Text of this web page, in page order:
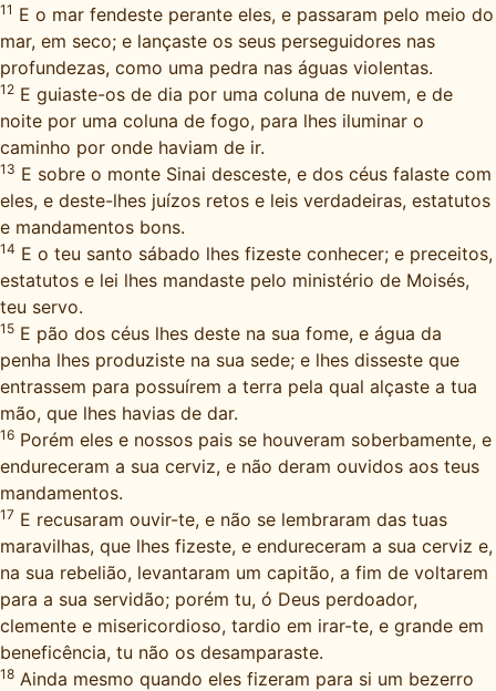
11 E o mar fendeste perante eles, e passaram pelo meio do
mar, em seco; e lançaste os seus perseguidores nas
profundezas, como uma pedra nas águas violentas.
12 E guiaste-os de dia por uma coluna de nuvem, e de
noite por uma coluna de fogo, para lhes iluminar o
caminho por onde haviam de ir.
13 E sobre o monte Sinai desceste, e dos céus falaste com
eles, e deste-lhes juízos retos e leis verdadeiras, estatutos
e mandamentos bons.
14 E o teu santo sábado lhes fizeste conhecer; e preceitos,
estatutos e lei lhes mandaste pelo ministério de Moisés,
teu servo.
15 E pão dos céus lhes deste na sua fome, e água da
penha lhes produziste na sua sede; e lhes disseste que
entrassem para possuírem a terra pela qual alçaste a tua
mão, que lhes havias de dar.
16 Porém eles e nossos pais se houveram soberbamente, e
endureceram a sua cerviz, e não deram ouvidos aos teus
mandamentos.
17 E recusaram ouvir-te, e não se lembraram das tuas
maravilhas, que lhes fizeste, e endureceram a sua cerviz e,
na sua rebelião, levantaram um capitão, a fim de voltarem
para a sua servidão; porém tu, ó Deus perdoador,
clemente e misericordioso, tardio em irar-te, e grande em
beneficência, tu não os desamparaste.
18 Ainda mesmo quando eles fizeram para si um bezerro